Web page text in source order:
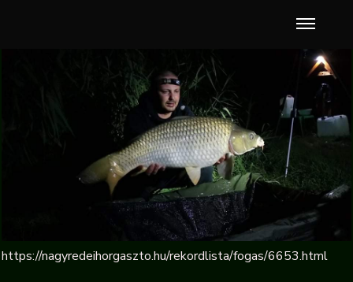
https://nagyredeihorgaszto.hu/rekordlista/fogas/6653.html